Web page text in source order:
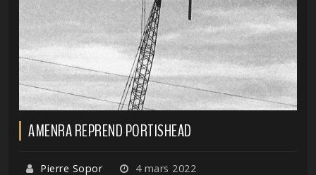
AMENRA REPREND PORTISHEAD
Pierre Sopor 4 mars 2022